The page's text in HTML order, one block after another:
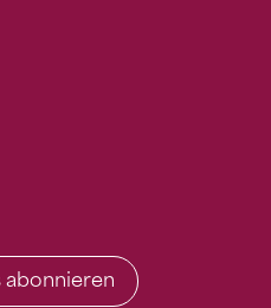
abonnieren